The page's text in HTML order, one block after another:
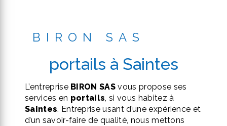
BIRON SAS
portails à Saintes
L’entreprise BIRON SAS vous propose ses
services en portails, si vous habitez à
Saintes. Entreprise usant d’une expérience et
d’un savoir-faire de qualité, nous mettons